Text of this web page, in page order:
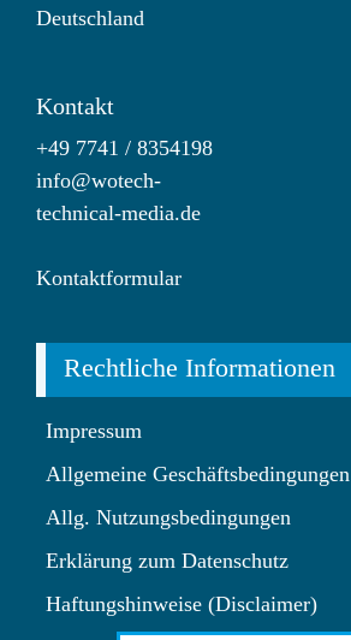
Deutschland
Kontakt
+49 7741 / 8354198
info@wotech-
technical-media.de
Kontaktformular
Rechtliche Informationen
Impressum
Allgemeine Geschäftsbedingungen
Allg. Nutzungsbedingungen
Erklärung zum Datenschutz
Haftungshinweise (Disclaimer)